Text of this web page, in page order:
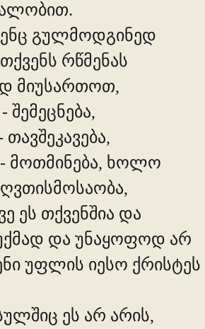
გულმოდგინედ
რწმენას
მიუსართოთ,
შემეცნება,
თავშეკავება,
- მოთმინება, ხოლო
ეს თქვენშია და
და უნაყოფოდ არ
უფლის იესო ქრისტეს
ეს არ არის,